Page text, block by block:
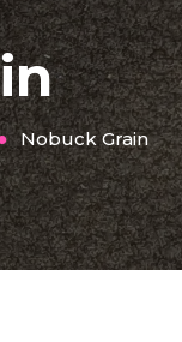
Nobuck Grain